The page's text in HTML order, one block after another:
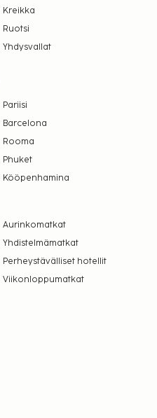
Kreikka
Ruotsi
Yhdysvallat
Pariisi
Barcelona
Rooma
Phuket
Kööpenhamina
Aurinkomatkat
Yhdistelmämatkat
Perheystävälliset hotellit
Viikonloppumatkat